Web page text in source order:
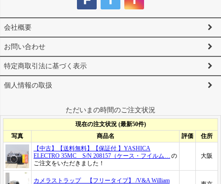
会社概要
お問い合わせ
特定商取引法に基づく表示
個人情報の取扱
ただいまの時間のご注文状況